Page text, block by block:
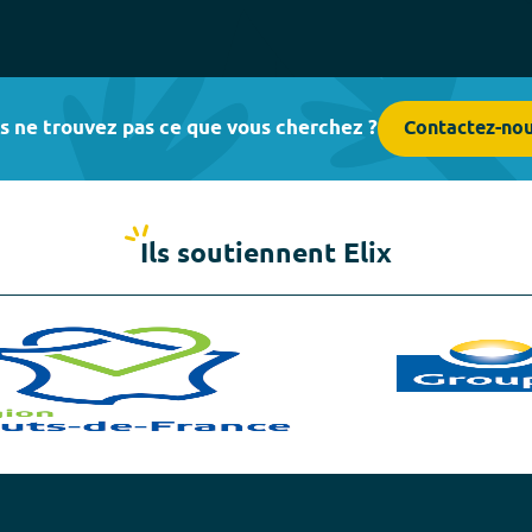
ne trouvez pas ce que vous cherchez ? Contactez-
Ils soutiennent Elix